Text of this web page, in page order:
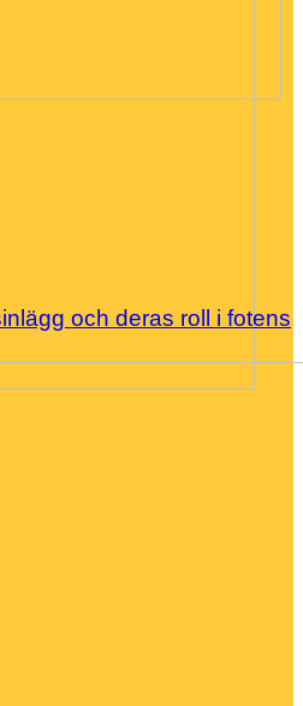
och deras roll i fotens